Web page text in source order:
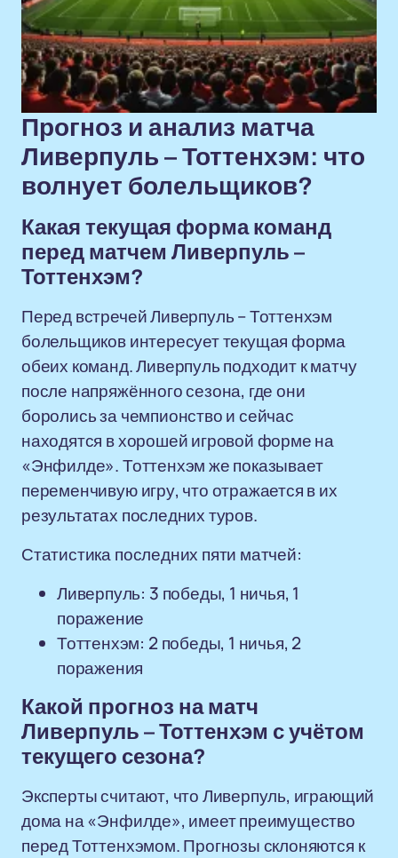
Прогноз и анализ матча
Ливерпуль – Тоттенхэм: что
волнует болельщиков?
Какая текущая форма команд
перед матчем Ливерпуль –
Тоттенхэм?
Перед встречей Ливерпуль – Тоттенхэм
болельщиков интересует текущая форма
обеих команд. Ливерпуль подходит к матчу
после напряжённого сезона, где они
боролись за чемпионство и сейчас
находятся в хорошей игровой форме на
«Энфилде». Тоттенхэм же показывает
переменчивую игру, что отражается в их
результатах последних туров.
Статистика последних пяти матчей:
Ливерпуль: 3 победы, 1 ничья, 1
поражение
Тоттенхэм: 2 победы, 1 ничья, 2
поражения
Какой прогноз на матч
Ливерпуль – Тоттенхэм с учётом
текущего сезона?
Эксперты считают, что Ливерпуль, играющий
дома на «Энфилде», имеет преимущество
перед Тоттенхэмом. Прогнозы склоняются к